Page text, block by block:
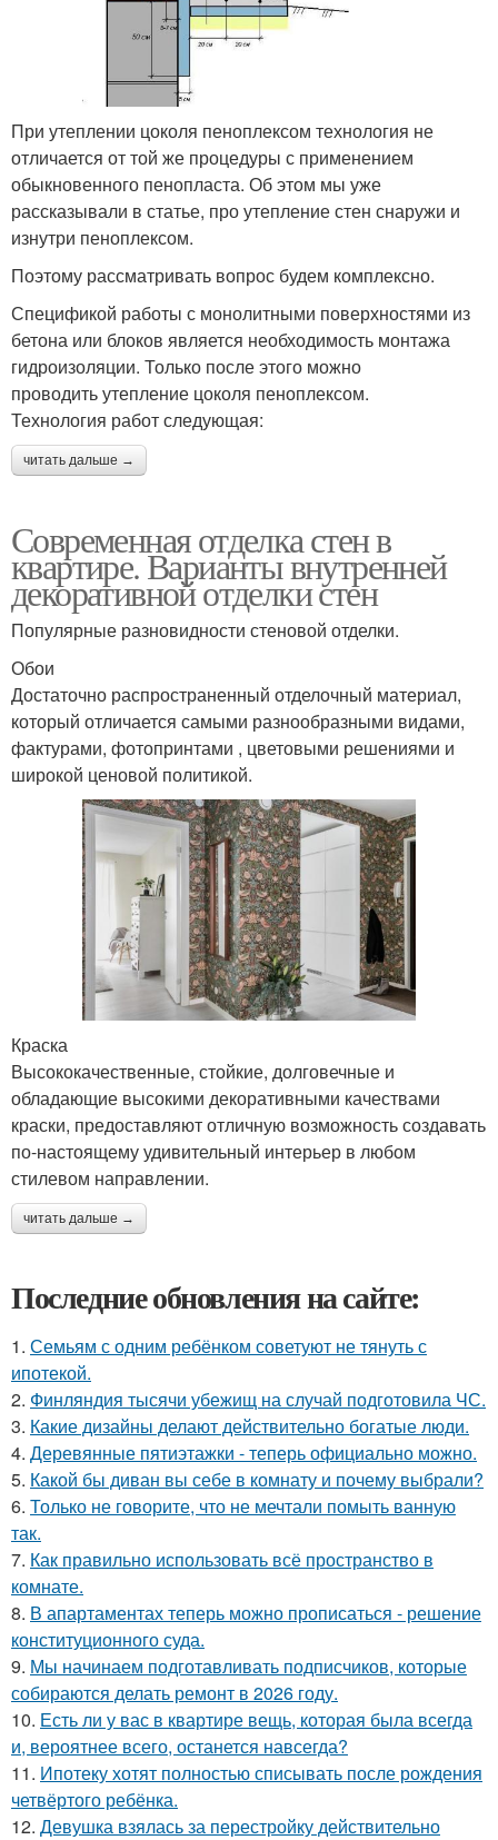
При утеплении цоколя пеноплексом технология не
отличается от той же процедуры с применением
обыкновенного пенопласта. Об этом мы уже
рассказывали в статье, про утепление стен снаружи и
изнутри пеноплексом.
Поэтому рассматривать вопрос будем комплексно.
Спецификой работы с монолитными поверхностями из
бетона или блоков является необходимость монтажа
гидроизоляции. Только после этого можно
проводить утепление цоколя пеноплексом.
Технология работ следующая:
читать дальше →
Современная отделка стен в
квартире. Варианты внутренней
декоративной отделки стен
Популярные разновидности стеновой отделки.
Обои
Достаточно распространенный отделочный материал,
который отличается самыми разнообразными видами,
фактурами, фотопринтами , цветовыми решениями и
широкой ценовой политикой.
Краска
Высококачественные, стойкие, долговечные и
обладающие высокими декоративными качествами
краски, предоставляют отличную возможность создавать
по-настоящему удивительный интерьер в любом
стилевом направлении.
читать дальше →
Последние обновления на сайте:
1. Семьям с одним ребёнком советуют не тянуть с
ипотекой.
2. Финляндия тысячи убежищ на случай подготовила ЧС.
3. Какие дизайны делают действительно богатые люди.
4. Деревянные пятиэтажки - теперь официально можно.
5. Какой бы диван вы себе в комнату и почему выбрали?
6. Только не говорите, что не мечтали помыть ванную
так.
7. Как правильно использовать всё пространство в
комнате.
8. В апартаментах теперь можно прописаться - решение
конституционного суда.
9. Мы начинаем подготавливать подписчиков, которые
собираются делать ремонт в 2026 году.
10. Есть ли у вас в квартире вещь, которая была всегда
и, вероятнее всего, останется навсегда?
11. Ипотеку хотят полностью списывать после рождения
четвёртого ребёнка.
12. Девушка взялась за перестройку действительно